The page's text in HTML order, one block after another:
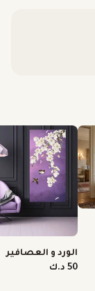
الورد و العصافير
50 د.ك